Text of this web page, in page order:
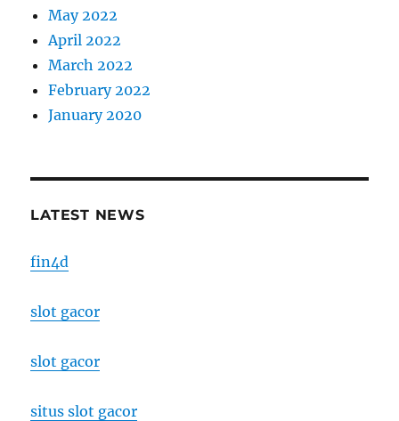
May 2022
April 2022
March 2022
February 2022
January 2020
LATEST NEWS
fin4d
slot gacor
slot gacor
situs slot gacor